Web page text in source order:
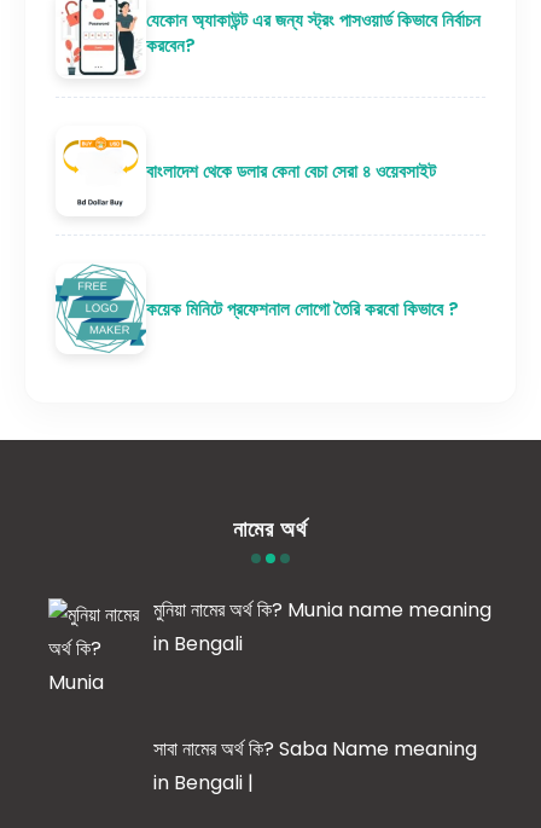
যেকোন অ্যাকাউন্ট এর জন্য স্ট্রং পাসওয়ার্ড কিভাবে নির্বাচন
করবেন?
বাংলাদেশ থেকে ডলার কেনা বেচা সেরা ৪ ওয়েবসাইট
কয়েক মিনিটে প্রফেশনাল লোগো তৈরি করবো কিভাবে ?
নামের অর্থ
মুনিয়া নামের অর্থ কি? Munia name meaning
in Bengali
সাবা নামের অর্থ কি? Saba Name meaning
in Bengali |